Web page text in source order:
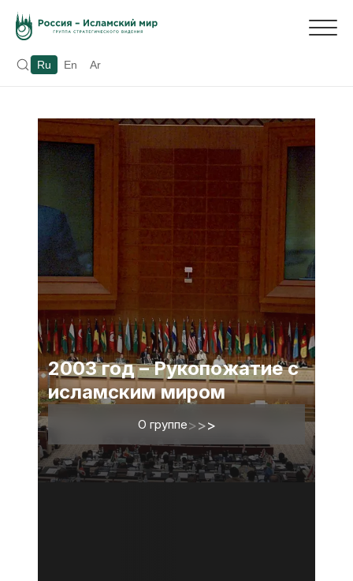
Ru En Ar
2003 год – Рукопожатие с
исламским миром
О группе>>>